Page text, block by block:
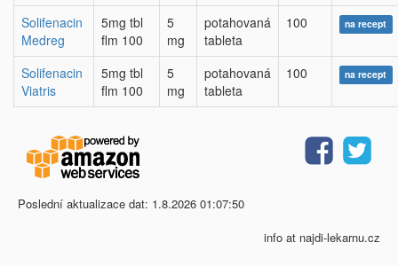
Solifenacin
Medreg
5mg tbl
flm 100
5
mg
potahovaná
tableta
100 na recept
Solifenacin
Viatris
5mg tbl
flm 100
5
mg
potahovaná
tableta
100 na recept
Poslední aktualizace dat: 1.8.2026 01:07:50
info at najdi-lekarnu.cz